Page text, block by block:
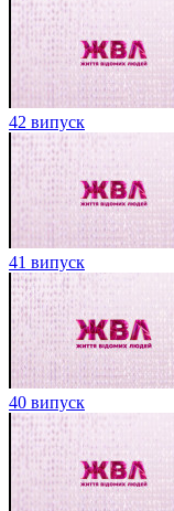
42 випуск
41 випуск
40 випуск